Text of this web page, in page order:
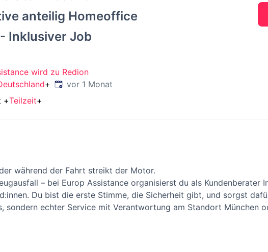
anteilig Homeoffice
Inklusiver Job
wird zu Redion
+ Veröffentlicht:
vor 1 Monat
+Teilzeit+
während der Fahrt streikt der Motor.
– bei Europ Assistance organisierst du als Kundenberater
Du bist die erste Stimme, die Sicherheit gibt, und sorgst
sondern echter Service mit Verantwortung am Standort München